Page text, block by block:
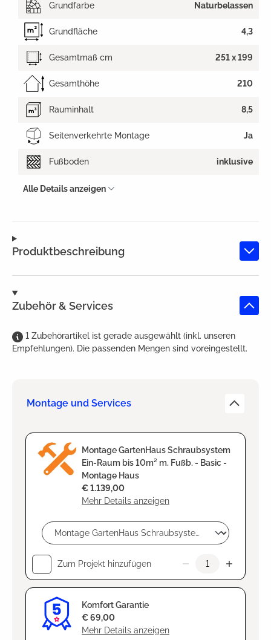
Produktbeschreibung
Zubehör & Services
1 Zubehörartikel ist gerade ausgewählt (inkl. unseren
Empfehlungen). Die passenden Mengen sind voreingestellt.
Montage und Services
Montage GartenHaus Schraubsystem
Ein-Raum bis 10m² m. Fußb. - Basic -
Montage Haus
Mehr Details anzeigen
€ 1.139,00
Zum Projekt hinzufügen
Komfort Garantie
Mehr Details anzeigen
€ 69,00
Grundfarbe Naturbelassen
Grundfläche 4,3
Gesamtmaß cm 251 x 199
Gesamthöhe 210
Rauminhalt 8,5
Seitenverkehrte Montage Ja
Fußboden inklusive
Alle Details anzeigen